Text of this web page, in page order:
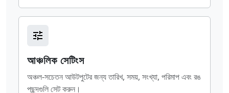
আঞ্চলিক সেটিংস
অঞ্চল-সচেতন আউটপুটের জন্য তারিখ, সময়, সংখ্যা, পরিমাপ এবং রঙ
পছন্দগুলি সেট করুন।